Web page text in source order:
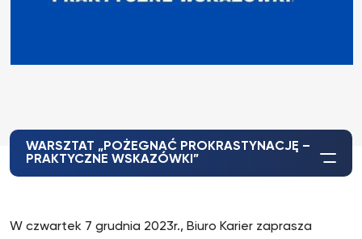
WARSZTAT „POŻEGNAĆ PROKRASTYNACJĘ –
PRAKTYCZNE WSKAZÓWKI”
W czwartek 7 grudnia 2023r., Biuro Karier zaprasza